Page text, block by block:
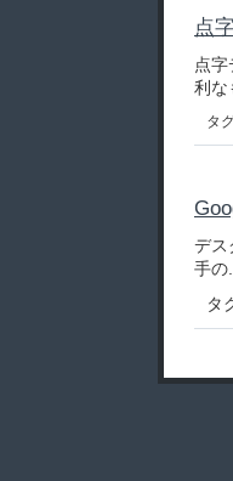
点
点
利な
タ
デス
手の...
タ